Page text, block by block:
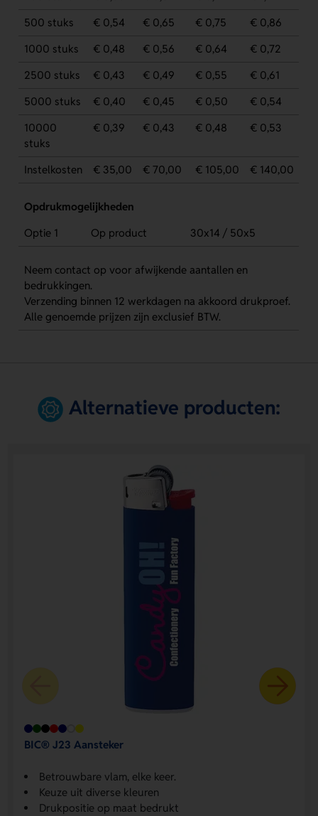
500 stuks
€ 0,54 € 0,65 € 0,75
€ 0,86
1000 stuks
€ 0,48 € 0,56 € 0,64
€ 0,72
2500 stuks
€ 0,43 € 0,49 € 0,55
€ 0,61
5000 stuks
€ 0,40 € 0,45 € 0,50
€ 0,54
10000
stuks
€ 0,39 € 0,43 € 0,48 € 0,53
Instelkosten € 35,00 € 70,00 € 105,00 € 140,00
Opdrukmogelijkheden
Optie 1
Op product 30x14 / 50x5
Neem contact op voor afwijkende aantallen en
bedrukkingen.
Verzending binnen 12 werkdagen na akkoord drukproef.
Alle genoemde prijzen zijn exclusief BTW.
Alternatieve producten:
BIC® J23 Aansteker
Betrouwbare vlam, elke keer.
Keuze uit diverse kleuren
Drukpositie op maat bedrukt